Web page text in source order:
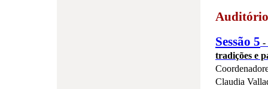
Sessão 5 -
tradições e
Claudia